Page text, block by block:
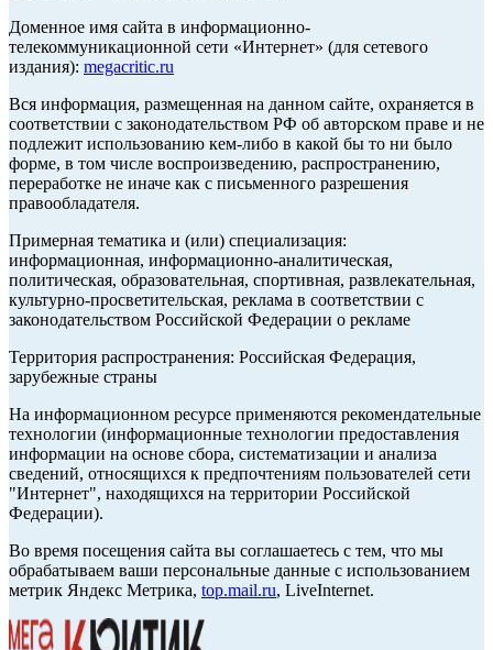
Доменное имя сайта в информационно-
телекоммуникационной сети «Интернет» (для сетевого
издания): megacritic.ru
Вся информация, размещенная на данном сайте, охраняется в
соответствии с законодательством РФ об авторском праве и не
подлежит использованию кем-либо в какой бы то ни было
форме, в том числе воспроизведению, распространению,
переработке не иначе как с письменного разрешения
правообладателя.
Примерная тематика и (или) специализация:
информационная, информационно-аналитическая,
политическая, образовательная, спортивная, развлекательная,
культурно-просветительская, реклама в соответствии с
законодательством Российской Федерации о рекламе
Территория распространения: Российская Федерация,
зарубежные страны
На информационном ресурсе применяются рекомендательные
технологии (информационные технологии предоставления
информации на основе сбора, систематизации и анализа
сведений, относящихся к предпочтениям пользователей сети
"Интернет", находящихся на территории Российской
Федерации).
Во время посещения сайта вы соглашаетесь с тем, что мы
обрабатываем ваши персональные данные с использованием
метрик Яндекс Метрика, top.mail.ru, LiveInternet.